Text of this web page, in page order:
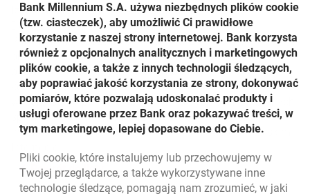
Izabella Kamińska, Dyrektor Segmentu Klientów
Detalicznych w Banku Millennium.
Ranking " Najlepsze polskie banki w 2011 roku",
przygotowany przez portal Wirtualna Polska i firma
badawcza Expandi, powstał na podstawie tysięcy
komentarzy polskich internautów. W opracowaniu
wykorzystano ponad 81,5 tys. unikalnych ocen wybranych
spośród 134 tys. komentarzy, udzielonych na forach
internetowych, blogach i pod artykułami w całym polskim
Powrót do listy
Bank Millennium S.A. używa niezbędnych plików cookie
(tzw. ciasteczek), aby umożliwić Ci prawidłowe
korzystanie z naszej strony internetowej. Bank korzysta
również z opcjonalnych analitycznych i marketingowych
plików cookie, a także z innych technologii śledzących,
aby poprawiać jakość korzystania ze strony, dokonywać
pomiarów, które pozwalają udoskonalać produkty i
usługi oferowane przez Bank oraz pokazywać treści, w
tym marketingowe, lepiej dopasowane do Ciebie.
Pliki cookie, które instalujemy lub przechowujemy w
Twojej przeglądarce, a także wykorzystywane inne
technologie śledzące, pomagają nam zrozumieć, w jaki